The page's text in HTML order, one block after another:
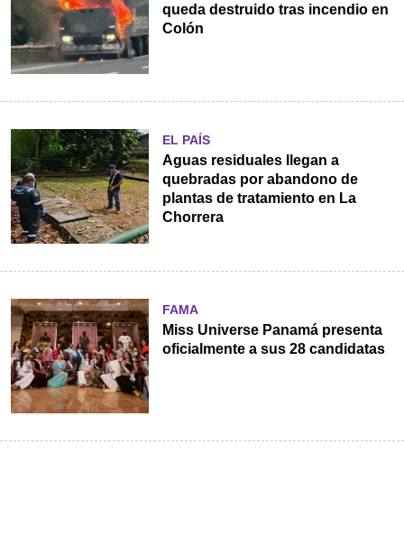
queda destruido tras incendio en
Colón
EL PAÍS
Aguas residuales llegan a
quebradas por abandono de
plantas de tratamiento en La
Chorrera
FAMA
Miss Universe Panamá presenta
oficialmente a sus 28 candidatas